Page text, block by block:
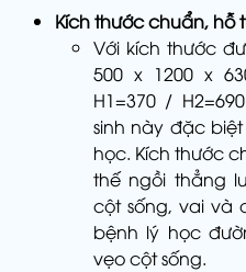
Kích thước chuẩn, hỗ
Với kích thước
500 x 1200 x
H1=370 /
sinh này đặc
học. Kích thước
thế ngồi thẳng
cột sống, vai và
bệnh lý học
vẹo cột sống.